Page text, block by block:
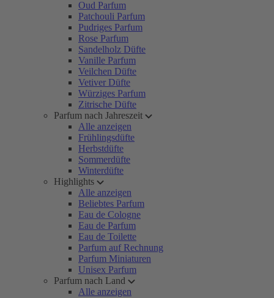
Oud Parfum
Patchouli Parfum
Pudriges Parfum
Rose Parfum
Sandelholz Düfte
Vanille Parfum
Veilchen Düfte
Vetiver Düfte
Würziges Parfum
Zitrische Düfte
Parfum nach Jahreszeit
Alle anzeigen
Frühlingsdüfte
Herbstdüfte
Sommerdüfte
Winterdüfte
Highlights
Alle anzeigen
Beliebtes Parfum
Eau de Cologne
Eau de Parfum
Eau de Toilette
Parfum auf Rechnung
Parfum Miniaturen
Unisex Parfum
Parfum nach Land
Alle anzeigen